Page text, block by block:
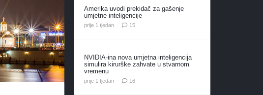
Amerika uvodi prekidač za gašenje
umjetne inteligencije
prije 1 tjedan 15komentara
NVIDIA-ina nova umjetna inteligencija
simulira kirurške zahvate u stvarnom
vremenu
prije 1 tjedan 16komentara